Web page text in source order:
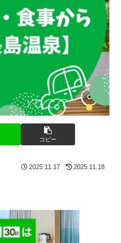
コピー
2025.11.17 2025.11.18